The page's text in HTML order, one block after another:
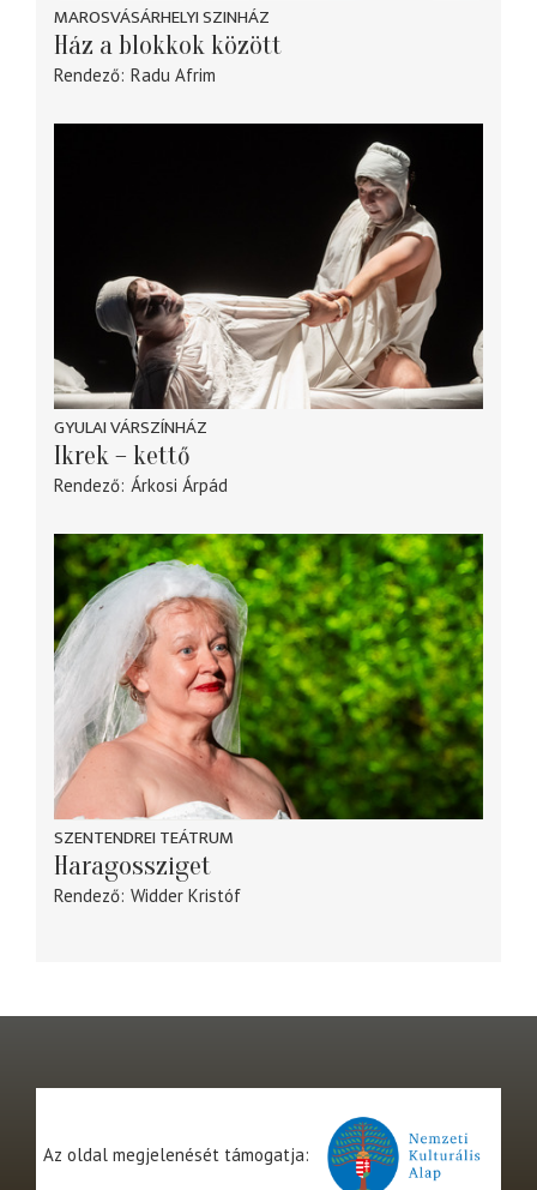
MAROSVÁSÁRHELYI SZINHÁZ
Ház a blokkok között
Rendező Radu Afrim
GYULAI VÁRSZÍNHÁZ
Ikrek – kettő
Rendező Árkosi Árpád
SZENTENDREI TEÁTRUM
Haragossziget
Rendező Widder Kristóf
Az oldal megjelenését támogatja: